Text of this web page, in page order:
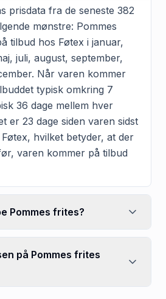
prisdata fra de seneste 382
mønstre: Pommes
tilbud hos Føtex i januar,
juli, august, september,
Når varen kommer
typisk omkring 7
36 dage mellem hver
er 23 dage siden varen sidst
hvilket betyder, at der
varen kommer på tilbud
Pommes frites?
på Pommes frites